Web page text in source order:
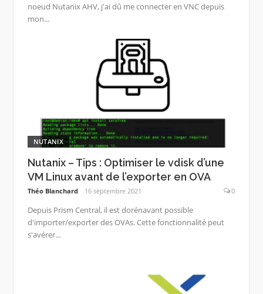
noeud Nutanix AHV, j'ai dû me connecter en VNC depuis
mon...
NUTANIX
Nutanix – Tips : Optimiser le vdisk d’une
VM Linux avant de l’exporter en OVA
Théo Blanchard 16 septembre 2021 0
Depuis Prism Central, il est dorénavant possible
d'importer/exporter des OVAs. Cette fonctionnalité peut
s'avérer...